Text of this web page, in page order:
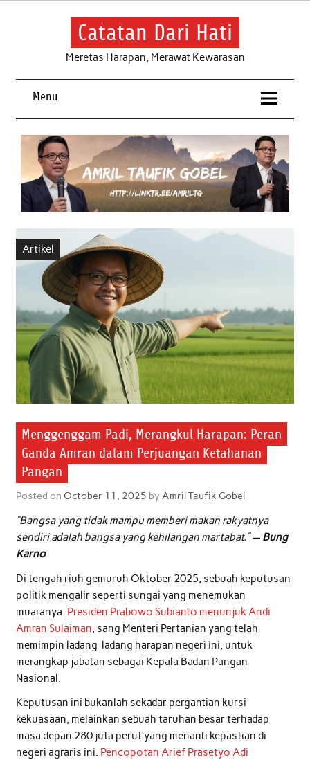
Skip
Catatan Dari Hati
Meretas Harapan, Merawat Kewarasan
Menu
Artikel
Menggenggam Padi, Merangkul Harapan: Peran
Ganda Amran dalam Perjuangan Ketahanan
Pangan
Posted on October 11, 2025 by Amril Taufik Gobel
“Bangsa yang tidak mampu memberi makan rakyatnya
sendiri adalah bangsa yang kehilangan martabat.” —Bung
Karno
Di tengah riuh gemuruh Oktober 2025, sebuah keputusan
politik mengalir seperti sungai yang menemukan
muaranya. Presiden Prabowo Subianto menunjuk Andi
Amran Sulaiman, sang Menteri Pertanian yang telah
memimpin ladang-ladang harapan negeri ini, untuk
merangkap jabatan sebagai Kepala Badan Pangan
Nasional.
Keputusan ini bukanlah sekadar pergantian kursi
kekuasaan, melainkan sebuah taruhan besar terhadap
masa depan 280 juta perut yang menanti kepastian di
negeri agraris ini. Pencopotan Arief Prasetyo Adi